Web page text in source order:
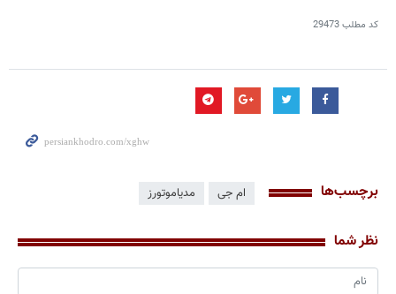
کد مطلب29473
برچسب‌ها ام جی مدیاموتورز
نظر شما